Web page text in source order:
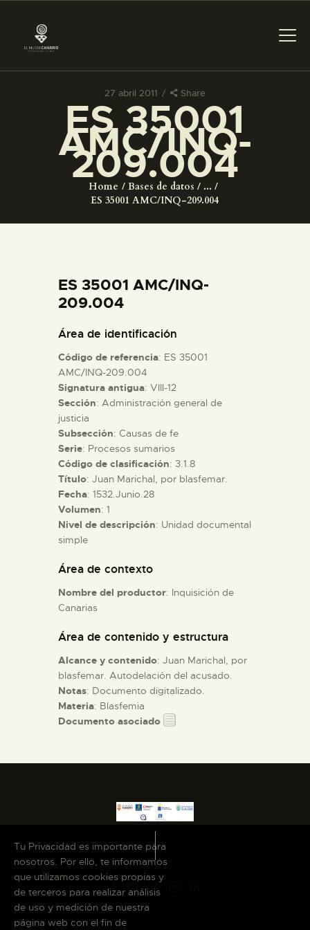
27 abril 2011 Share
ES 35001
AMC/INQ-
209.004
Home Bases de datos
...
ES 35001 AMC/INQ-209.004
PREPARAR LA VISITA
ACTIVIDADES
COLECCIONES
ESPAÑOL
PREPARAR LA VISITA
ACTIVIDADES
█
EL MUSEO
COLECCIONES
DIDÁCTICA
ESPAÑOL
ES 35001 AMC/INQ-
209.004
Área de identificación
Código de referencia: ES 35001
AMC/INQ-209.004
Signatura antigua: VIII-12
Sección: Administración general de
justicia
Subsección: Causas de fe
Serie: Procesos sumarios
Código de clasificación: 3.1.8
Título: Juan Marichal, por blasfemar.
Fecha: 1532.Junio.28
Volumen: 1
Nivel de descripción: Unidad documental
simple
Área de contexto
Nombre del productor: Inquisición de
Canarias
Área de contenido y estructura
Alcance y contenido: Juan Marichal, por
blasfemar. Autodelación del acusado.
Notas: Documento digitalizado.
Materia: Blasfemia
Documento asociado
Tu Privacidad es importante para
nosotros. Por ello, te informamos
que utilizamos cookies propias y
de terceros para realizar análisis
de uso y medición de nuestra
página web con el fin de